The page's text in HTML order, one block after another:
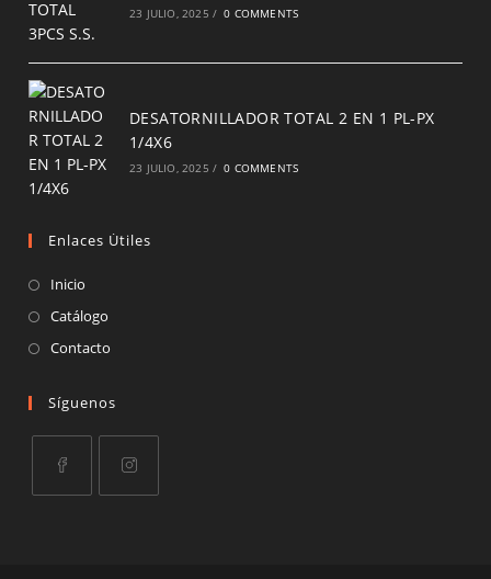
23 JULIO, 2025 / 0 COMMENTS
DESATORNILLADOR TOTAL 2 EN 1 PL-PX
1/4X6
23 JULIO, 2025 / 0 COMMENTS
Enlaces Útiles
Inicio
Catálogo
Contacto
Síguenos